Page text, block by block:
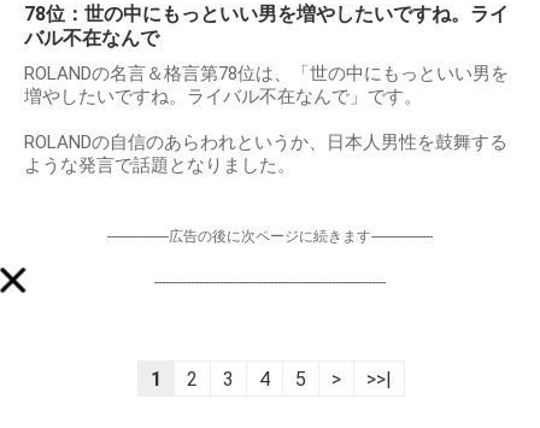
78位：世の中にもっといい男を増やしたいですね。ライ
バル不在なんで
ROLANDの名言＆格言第78位は、「世の中にもっといい男を
増やしたいですね。ライバル不在なんで」です。
ROLANDの自信のあらわれというか、日本人男性を鼓舞する
ような発言で話題となりました。
-----------------広告の後に次ページに続きます-----------------
----------------------------------------------------------------
1 2 3 4 5 > >>|